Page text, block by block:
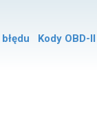
Kody OBD-II